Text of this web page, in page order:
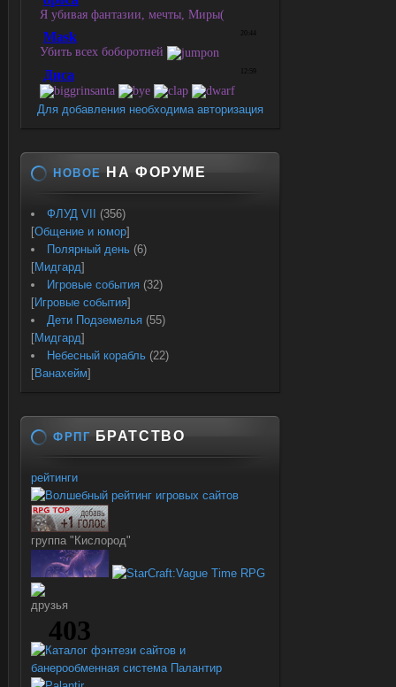
Для добавления необходима авторизация
НОВОЕ НА ФОРУМЕ
ФЛУД VII
(356)
[Общение и юмор]
Полярный день (6)
[Мидгард]
Игровые события (32)
[Игровые события]
Дети Подземелья (55)
[Мидгард]
Небесный корабль (22)
[Ванахейм]
ФРПГ БРАТСТВО
рейтинги
группа "Кислород"
друзья